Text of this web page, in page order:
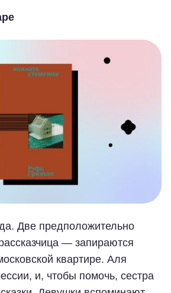
Две предположительно
— запираются
квартире. Аля
и, чтобы помочь, сестра